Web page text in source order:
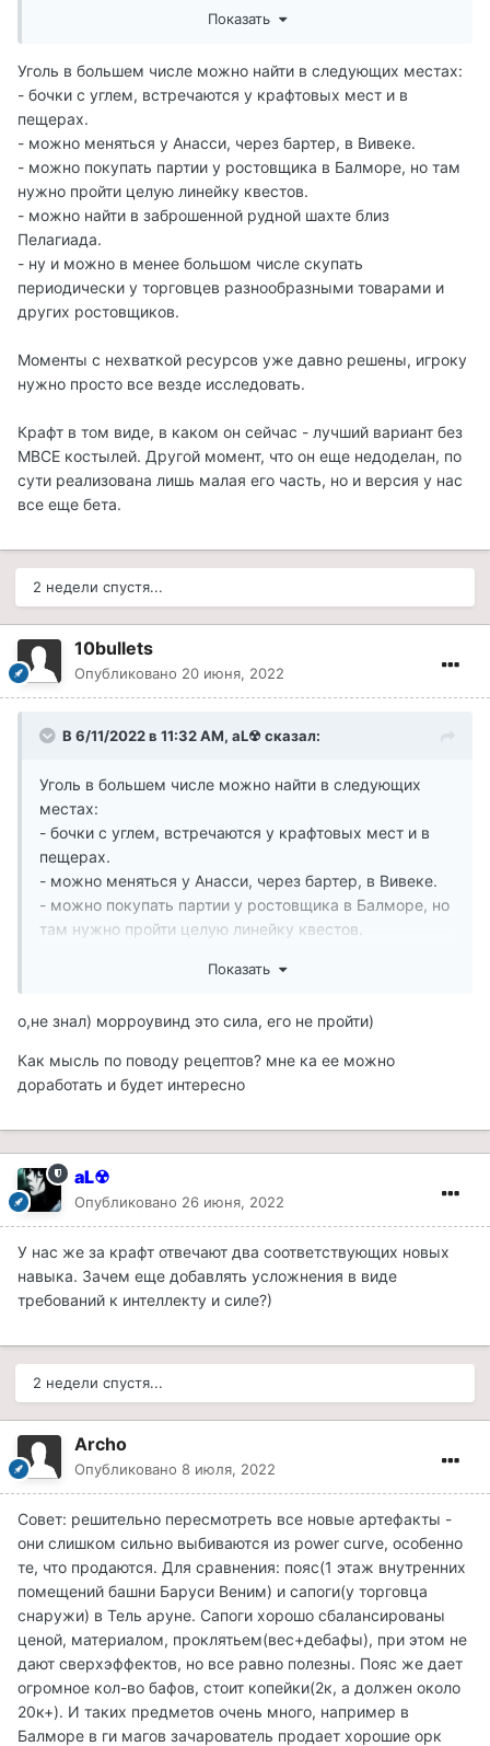
Показать
Уголь в большем числе можно найти в следующих местах:
- бочки с углем, встречаются у крафтовых мест и в
пещерах.
- можно меняться у Анасси, через бартер, в Вивеке.
- можно покупать партии у ростовщика в Балморе, но там
нужно пройти целую линейку квестов.
- можно найти в заброшенной рудной шахте близ
Пелагиада.
- ну и можно в менее большом числе скупать
периодически у торговцев разнообразными товарами и
других ростовщиков.
Моменты с нехваткой ресурсов уже давно решены, игроку
нужно просто все везде исследовать.
Крафт в том виде, в каком он сейчас - лучший вариант без
МВСЕ костылей. Другой момент, что он еще недоделан, по
сути реализована лишь малая его часть, но и версия у нас
все еще бета.
2 недели спустя...
10bullets
Опубликовано 20 июня, 2022
В 6/11/2022 в 11:32 AM, aL☢ сказал:
Уголь в большем числе можно найти в следующих
местах:
- бочки с углем, встречаются у крафтовых мест и в
пещерах.
- можно меняться у Анасси, через бартер, в Вивеке.
- можно покупать партии у ростовщика в Балморе, но
там нужно пройти целую линейку квестов.
периодически у торговцев разнообразными товарами
Моменты с нехваткой ресурсов уже давно решены,
Крафт в том виде, в каком он сейчас - лучший вариант
без МВСЕ костылей. Другой момент, что он еще
недоделан, по сути реализована лишь малая его
часть, но и версия у нас все еще бета.
Показать
о,не знал) морроувинд это сила, его не пройти)
Как мысль по поводу рецептов? мне ка ее можно
доработать и будет интересно
aL☢
Опубликовано 26 июня, 2022
У нас же за крафт отвечают два соответствующих новых
навыка. Зачем еще добавлять усложнения в виде
требований к интеллекту и силе?)
2 недели спустя...
Archo
Опубликовано 8 июля, 2022
Совет: решительно пересмотреть все новые артефакты -
они слишком сильно выбиваются из power curve, особенно
те, что продаются. Для сравнения: пояс(1 этаж внутренних
помещений башни Баруси Веним) и сапоги(у торговца
снаружи) в Тель аруне. Сапоги хорошо сбалансированы
ценой, материалом, проклятьем(вес+дебафы), при этом не
дают сверхэффектов, но все равно полезны. Пояс же дает
огромное кол-во бафов, стоит копейки(2к, а должен около
20к+). И таких предметов очень много, например в
Балморе в ги магов зачарователь продает хорошие орк